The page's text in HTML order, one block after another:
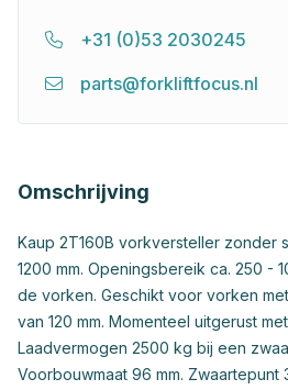
+31 (0)53 2030245
parts@forkliftfocus.nl
Omschrijving
Kaup 2T160B vorkversteller zonder
1200 mm. Openingsbereik ca. 250 -
de vorken. Geschikt voor vorken
van 120 mm. Momenteel uitgerust
Laadvermogen 2500 kg bij een
Voorbouwmaat 96 mm. Zwaartepunt